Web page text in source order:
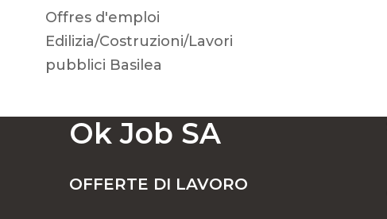
Offres d'emploi
Edilizia/Costruzioni/Lavori
pubblici Basilea
Ok Job SA
OFFERTE DI LAVORO